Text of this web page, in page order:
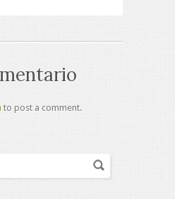
to post a comment.